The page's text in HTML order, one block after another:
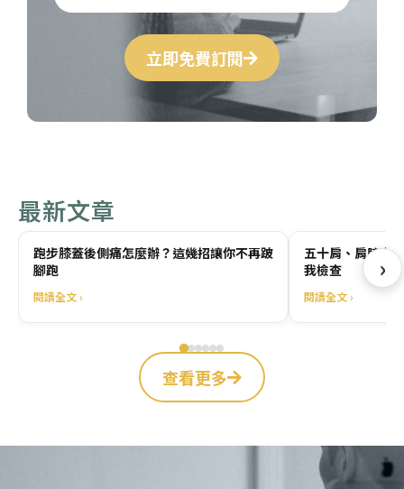
立即免費訂閱
最新文章
跑步膝蓋後側痛怎麼辦？這幾招讓你不再跛
腳跑
閱讀全文 ›
五十肩、肩膀卡
我檢查
閱讀全文 ›
›
查看更多